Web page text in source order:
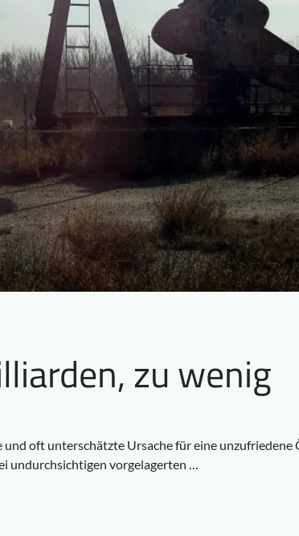
zu wenig
oft unterschätzte Ursache für eine
undurchsichtigen vorgelagerten …